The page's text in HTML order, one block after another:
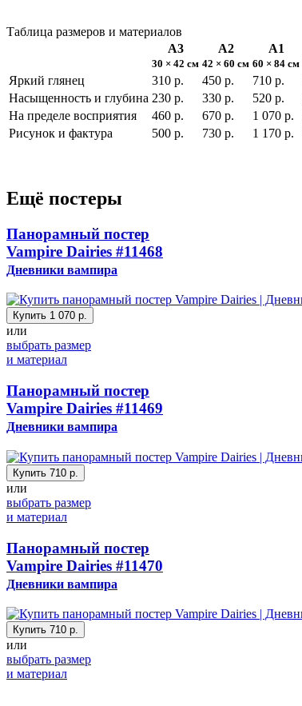
Таблица размеров и материалов
А3
30 × 42 см
А2
42 × 60 см
А1
60 × 84 см
Яркий глянец 310 р. 450 р. 710 р.
Насыщенность и глубина 230 р. 330 р. 520 р.
На пределе восприятия
460 р. 670 р. 1 070 р.
Рисунок и фактура
500 р. 730 р. 1 170 р.
Ещё постеры
Панорамный постер
Vampire Dairies #11468
Дневники вампира
Купить 1 070 р.
или
выбрать размер
и материал
Панорамный постер
Vampire Dairies #11469
Дневники вампира
Купить 710 р.
или
выбрать размер
и материал
Панорамный постер
Vampire Dairies #11470
Дневники вампира
Купить 710 р.
или
выбрать размер
и материал